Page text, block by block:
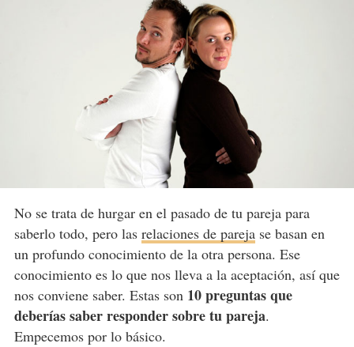
No se trata de hurgar en el pasado de tu pareja para
saberlo todo, pero las relaciones de parejase basan en
un profundo conocimiento de la otra persona. Ese
conocimiento es lo que nos lleva a la aceptación, así que
nos conviene saber. Estas son 10 preguntas que
deberías saber responder sobre tu pareja.
Empecemos por lo básico.